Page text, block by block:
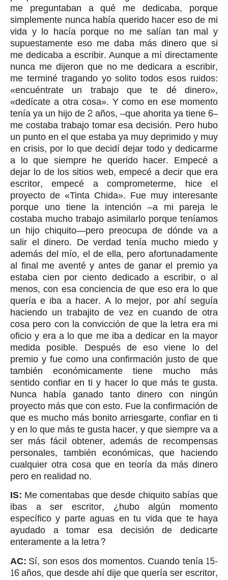
me preguntaban a qué me dedicaba, porque
simplemente nunca había querido hacer eso de mi
vida y lo hacía porque no me salían tan mal y
supuestamente eso me daba más dinero que si
me dedicaba a escribir. Aunque a mí directamente
nunca me dijeron que no me dedicara a escribir,
me terminé tragando yo solito todos esos ruidos:
«encuéntrate un trabajo que te dé dinero»,
«dedícate a otra cosa». Y como en ese momento
tenía ya un hijo de 2 años, –que ahorita ya tiene 6–
me costaba trabajo tomar esa decisión. Pero hubo
un punto en el que estaba ya muy deprimido y muy
en crisis, por lo que decidí dejar todo y dedicarme
a lo que siempre he querido hacer. Empecé a
dejar lo de los sitios web, empecé a decir que era
escritor, empecé a comprometerme, hice el
proyecto de «Tinta Chida». Fue muy interesante
porque uno tiene la intención –a mi pareja le
costaba mucho trabajo asimilarlo porque teníamos
un hijo chiquito—pero preocupa de dónde va a
salir el dinero. De verdad tenía mucho miedo y
además del mío, el de ella, pero afortunadamente
al final me aventé y antes de ganar el premio ya
estaba cien por ciento dedicado a escribir, o al
menos, con esa conciencia de que eso era lo que
quería e iba a hacer. A lo mejor, por ahí seguía
haciendo un trabajito de vez en cuando de otra
cosa pero con la convicción de que la letra era mi
oficio y era a lo que me iba a dedicar en la mayor
medida posible. Después de eso viene lo del
premio y fue como una confirmación justo de que
también económicamente tiene mucho más
sentido confiar en ti y hacer lo que más te gusta.
Nunca había ganado tanto dinero con ningún
proyecto más que con esto. Fue la confirmación de
que es mucho más bonito arriesgarte, confiar en ti
y en lo que más te gusta hacer, y que siempre va a
ser más fácil obtener, además de recompensas
personales, también económicas, que haciendo
cualquier otra cosa que en teoría da más dinero
pero en realidad no.
IS: Me comentabas que desde chiquito sabías que
ibas a ser escritor, ¿hubo algún momento
específico y parte aguas en tu vida que te haya
ayudado a tomar esa decisión de dedicarte
enteramente a la letra?
AC:Sí, son esos dos momentos. Cuando tenía 15-
16 años, que desde ahí dije que quería ser escritor,